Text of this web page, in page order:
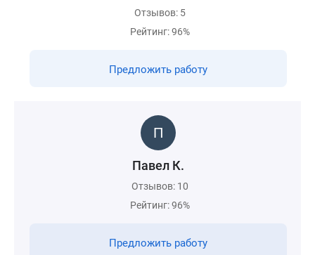
Отзывов: 5
Рейтинг: 96%
Предложить работу
Павел К.
Отзывов: 10
Рейтинг: 96%
Предложить работу